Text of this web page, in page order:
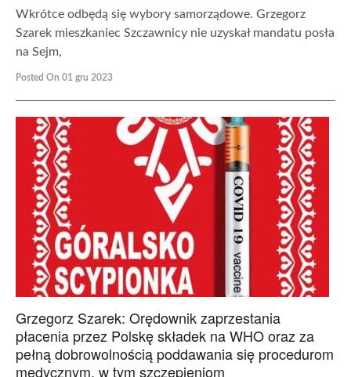
Wkrótce odbędą się wybory samorządowe. Grzegorz
Szarek mieszkaniec Szczawnicy nie uzyskał mandatu posła
na Sejm,
Posted On 01 gru 2023
Grzegorz Szarek: Orędownik zaprzestania
płacenia przez Polskę składek na WHO oraz za
pełną dobrowolnością poddawania się procedurom
medycznym, w tym szczepieniom